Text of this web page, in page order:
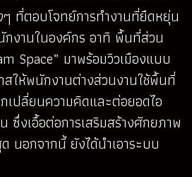
ที่ตอบโจทย์การทำงานที่ยืดหยุ่น
งานในองค์กร อาทิ พื้นที่ส่วน
Space” มาพร้อมวิวเมืองแบบ
สให้พนักงานต่างส่วนงานใช้พื้นที่
เปลี่ยนความคิดและต่อยอดไอ
ซึ่งเอื้อต่อการเสริมสร้างศักยภาพ
นอกจากนี้ ยังได้นำเอาระบบ